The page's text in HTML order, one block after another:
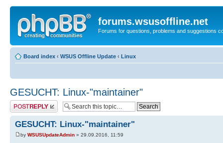
forums.wsusoffline.net
Forums for questions, problems and suggestions
Board index ‹ WSUS Offline Update ‹ Linux
GESUCHT: Linux-"maintainer"
Post a reply
GESUCHT: Linux-"maintainer"
by WSUSUpdateAdmin » 29.09.2016, 11:59